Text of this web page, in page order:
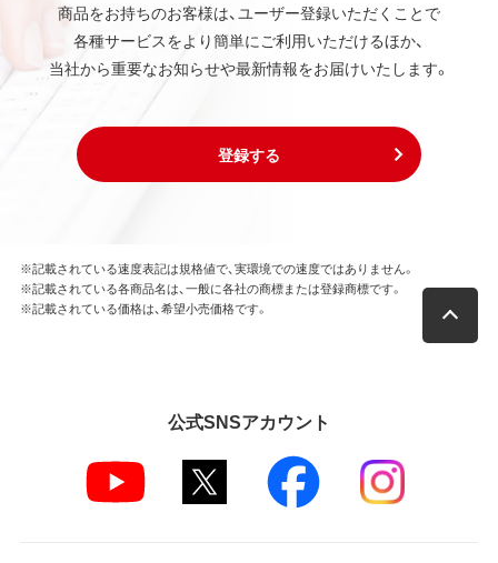
商品をお持ちのお客様は、ユーザー登録いただくことで
各種サービスをより簡単にご利用いただけるほか、
当社から重要なお知らせや最新情報をお届けいたします。
登録する
※記載されている速度表記は規格値で、実環境での速度ではありません。
※記載されている各商品名は、一般に各社の商標または登録商標です。
※記載されている価格は、希望小売価格です。
公式SNSアカウント